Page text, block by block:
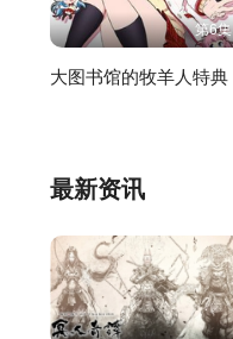
第6集
大图书馆的牧羊人特典
最新资讯